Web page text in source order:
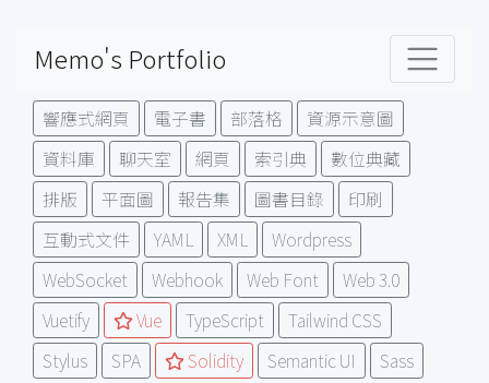
Memo's Portfolio
響應式網頁 電子書 部落格
資源示意圖
資料庫
聊天室 網頁 索引典
數位典藏
排版
平面圖 報告集 圖書目錄
印刷
互動式文件
YAML XML
Wordpress
WebSocket
Webhook Web Font
Web 3.0
Vuetify
Vue TypeScript
Tailwind CSS
Stylus
SPA Solidity Semantic UI
Sass